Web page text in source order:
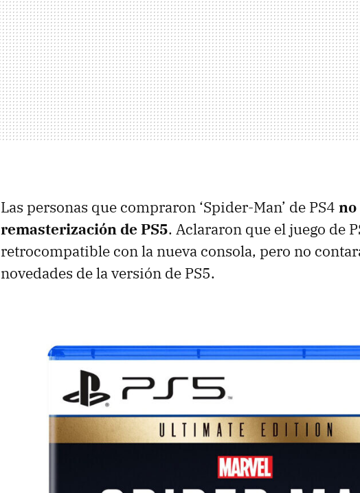
Las personas que compraron ‘Spider-Man’ de PS4
remasterización de PS5. Aclararon que el juego de
retrocompatible con la nueva consola, pero no
novedades de la versión de PS5.